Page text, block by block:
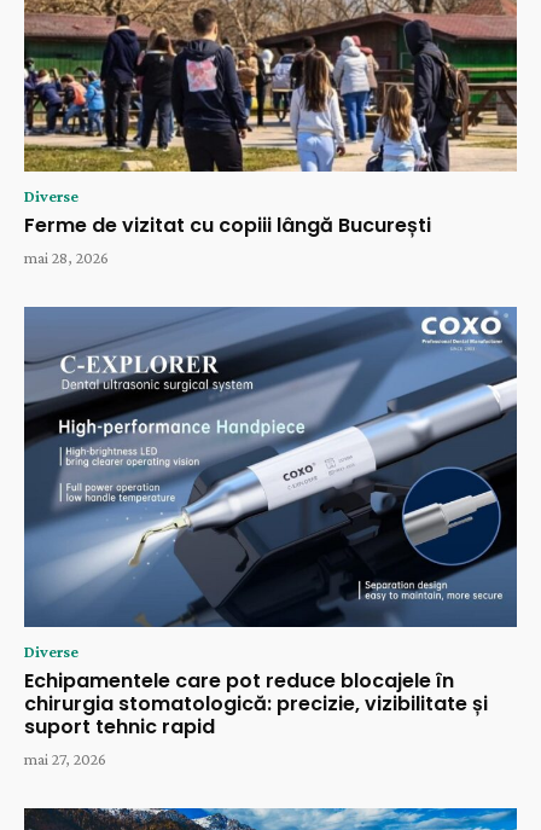
Diverse
Ferme de vizitat cu copiii lângă București
mai 28, 2026
Diverse
Echipamentele care pot reduce blocajele în
chirurgia stomatologică: precizie, vizibilitate și
suport tehnic rapid
mai 27, 2026